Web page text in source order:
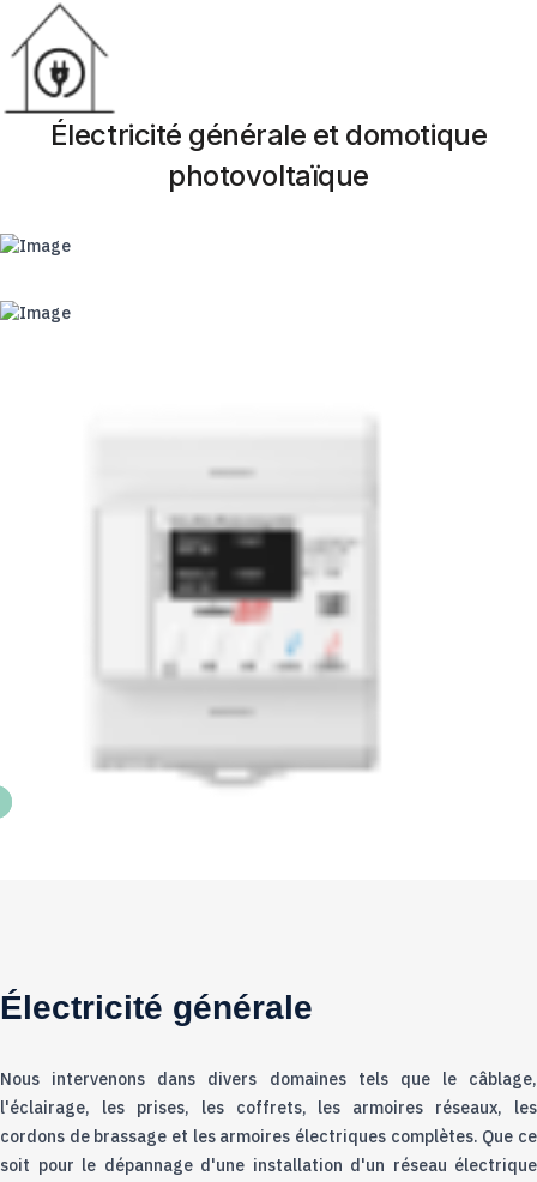
Électricité générale et domotique
photovoltaïque
Électricité générale
Nous intervenons dans divers domaines tels que le câblage,
l'éclairage, les prises, les coffrets, les armoires réseaux, les
cordons de brassage et les armoires électriques complètes. Que ce
soit pour le dépannage d'une installation d'un réseau électrique